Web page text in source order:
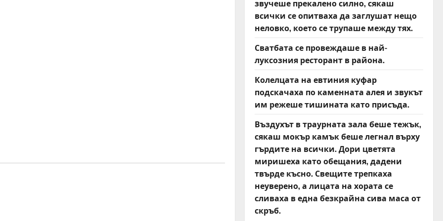
звучеше прекалено силно, сякаш
всички се опитваха да заглушат нещо
неловко, което се трупаше между тях.
Сватбата се провеждаше в най-
луксозния ресторант в района.
Колелцата на евтиния куфар
подскачаха по каменната алея и звукът
им режеше тишината като присъда.
Въздухът в траурната зала беше тежък,
сякаш мокър камък беше легнал върху
гърдите на всички. Дори цветята
миришеха като обещания, дадени
твърде късно. Свещите трепкаха
неуверено, а лицата на хората се
сливаха в една безкрайна сива маса от
скръб.